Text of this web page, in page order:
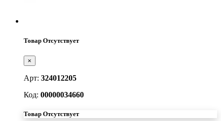
Товар Отсутствует
×
Арт: 324012205
Код: 00000034660
Товар Отсутствует